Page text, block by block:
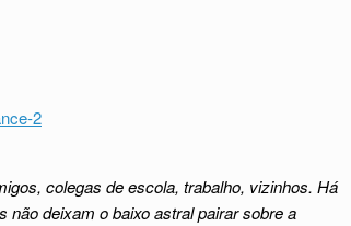
colegas de escola, trabalho, vizinhos. Há
deixam o baixo astral pairar sobre a